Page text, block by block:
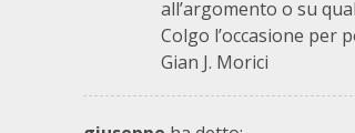
all’argomento o su
Colgo l’occasione per
Gian J. Morici